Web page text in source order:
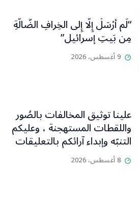
“لَم أُرْسَلْ إِلَّا إِلى الخِرافِ الضَّالَّةِ
مِن بَيتِ إسرائيل”
9 أغسطس، 2026
علينا توثيق المخالفات بالصُور
واللقطات المستهجنة ، وعليكم
التنبّه وإبداء آرائكم بالتعليقات
(جورج صبّاغ)
8 أغسطس، 2026